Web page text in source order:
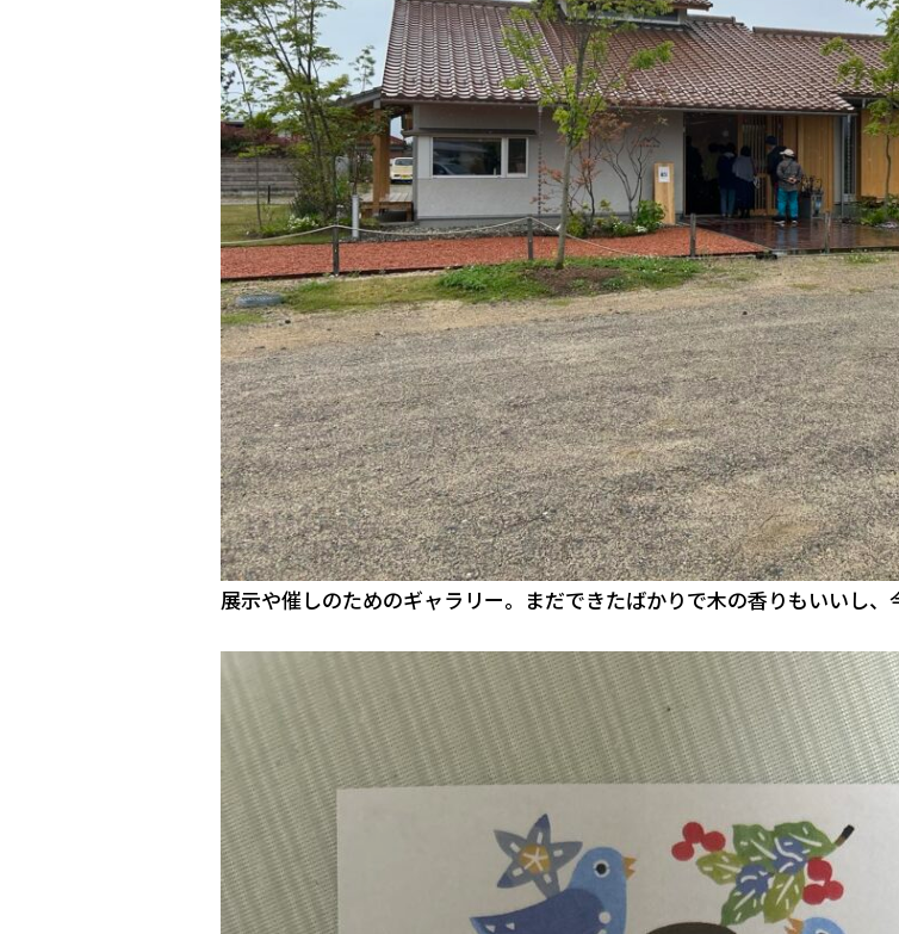
展示や催しのためのギャラリー。まだできたばかりで木の香りもいいし、